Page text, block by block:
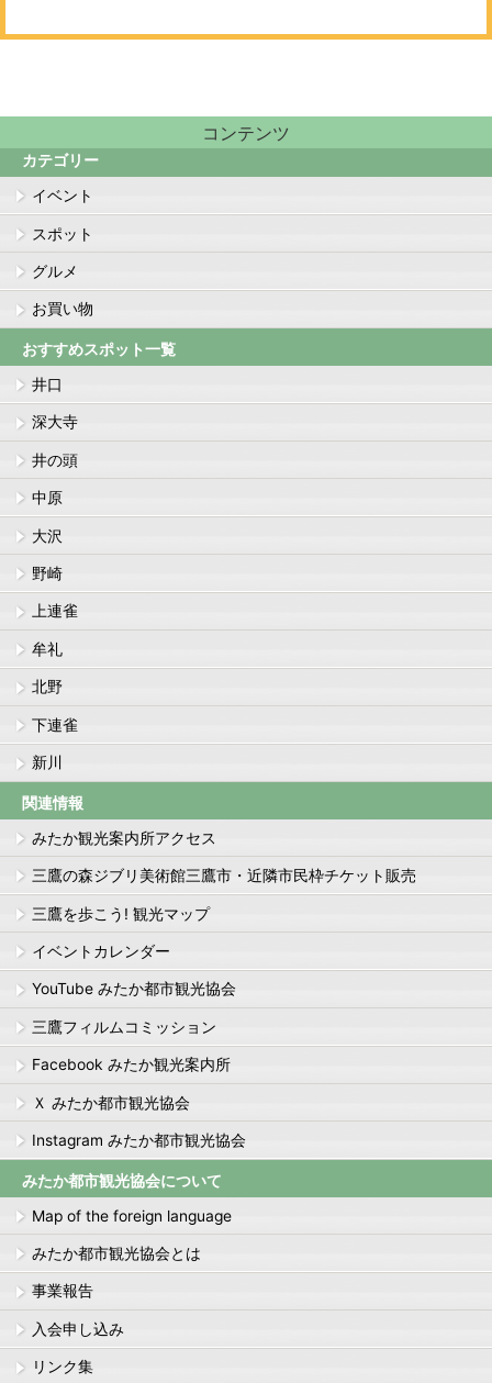
コンテンツ
カテゴリー
イベント
スポット
グルメ
お買い物
おすすめスポット一覧
井口
深大寺
井の頭
中原
大沢
野崎
上連雀
牟礼
北野
下連雀
新川
関連情報
みたか観光案内所アクセス
三鷹の森ジブリ美術館三鷹市・近隣市民枠チケット販売
三鷹を歩こう! 観光マップ
イベントカレンダー
YouTube みたか都市観光協会
三鷹フィルムコミッション
Facebook みたか観光案内所
Ｘ みたか都市観光協会
Instagram みたか都市観光協会
みたか都市観光協会について
Map of the foreign language
みたか都市観光協会とは
事業報告
入会申し込み
リンク集